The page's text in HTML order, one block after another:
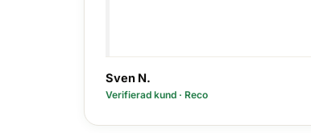
Sven N.
Verifierad kund · Reco